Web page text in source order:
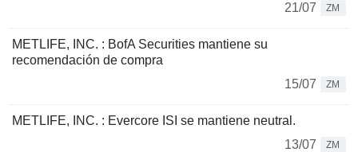
21/07
ZM
METLIFE, INC. : BofA Securities mantiene su
recomendación de compra
15/07
ZM
METLIFE, INC. : Evercore ISI se mantiene neutral.
13/07
ZM